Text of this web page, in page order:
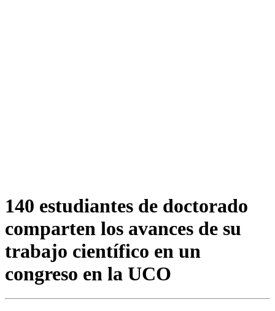
140 estudiantes de doctorado
comparten los avances de su
trabajo científico en un
congreso en la UCO